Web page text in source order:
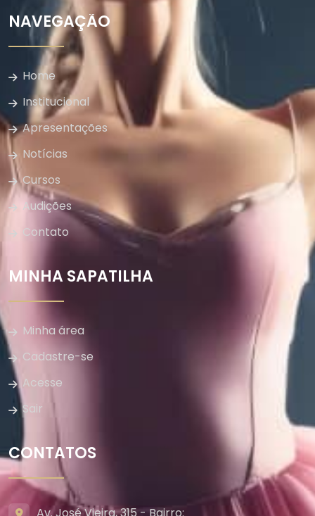
NAVEGAÇÃO
Home
Institucional
Apresentações
Notícias
Cursos
Audições
Contato
MINHA SAPATILHA
Minha área
Cadastre-se
Acesse
Sair
CONTATOS